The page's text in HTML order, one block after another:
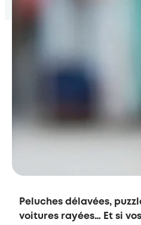
Peluches délavées,
voitures rayées… Et si